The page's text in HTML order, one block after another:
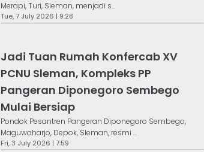
Merapi, Turi, Sleman, menjadi s...
Tue, 7 July 2026 | 9:28
Jadi Tuan Rumah Konfercab XV
PCNU Sleman, Kompleks PP
Pangeran Diponegoro Sembego
Mulai Bersiap
Pondok Pesantren Pangeran Diponegoro Sembego,
Maguwoharjo, Depok, Sleman, resmi ...
Fri, 3 July 2026 | 7:59